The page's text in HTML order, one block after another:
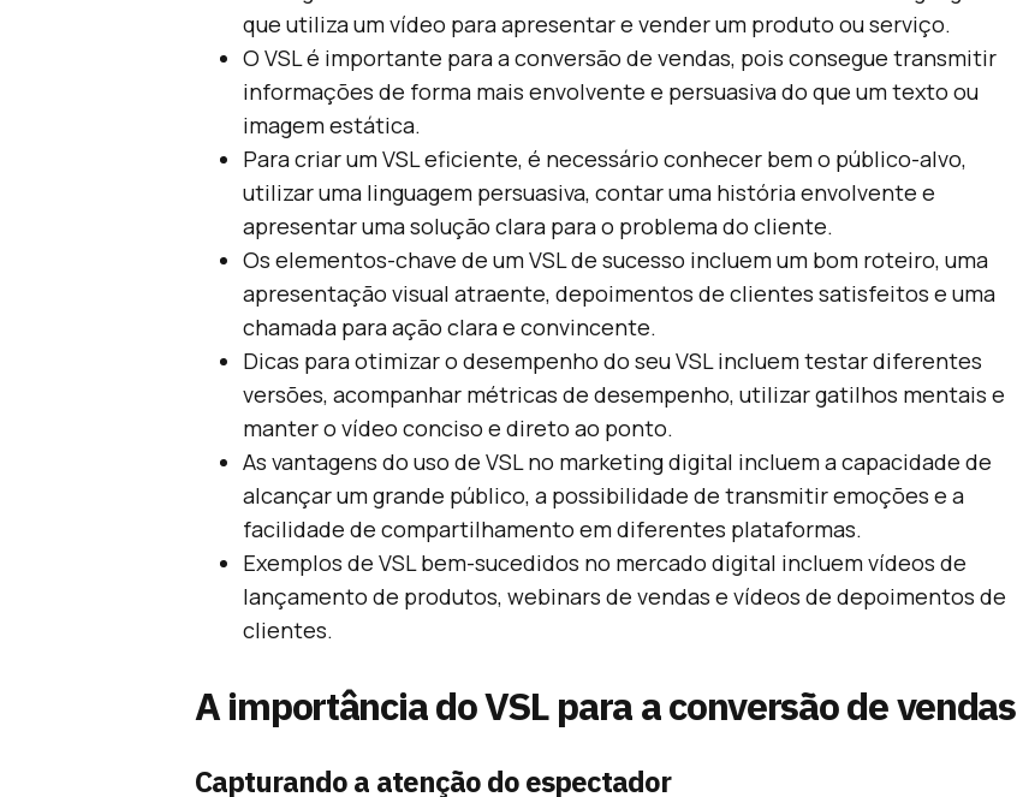
que utiliza um vídeo para apresentar e vender um produto ou serviço.
O VSL é importante para a conversão de vendas, pois consegue transmitir
informações de forma mais envolvente e persuasiva do que um texto ou
imagem estática.
Para criar um VSL eficiente, é necessário conhecer bem o público-alvo,
utilizar uma linguagem persuasiva, contar uma história envolvente e
apresentar uma solução clara para o problema do cliente.
Os elementos-chave de um VSL de sucesso incluem um bom roteiro, uma
apresentação visual atraente, depoimentos de clientes satisfeitos e uma
chamada para ação clara e convincente.
Dicas para otimizar o desempenho do seu VSL incluem testar diferentes
versões, acompanhar métricas de desempenho, utilizar gatilhos mentais e
manter o vídeo conciso e direto ao ponto.
As vantagens do uso de VSL no marketing digital incluem a capacidade de
alcançar um grande público, a possibilidade de transmitir emoções e a
facilidade de compartilhamento em diferentes plataformas.
Exemplos de VSL bem-sucedidos no mercado digital incluem vídeos de
lançamento de produtos, webinars de vendas e vídeos de depoimentos de
clientes.
A importância do VSL para a conversão de vendas
Capturando a atenção do espectador